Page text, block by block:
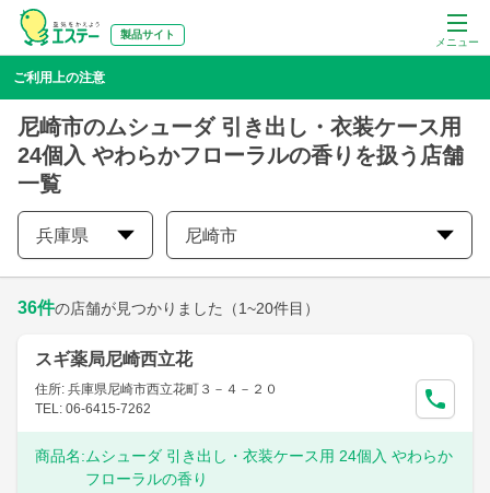
メニュー
製品サイト
ご利用上の注意
尼崎市のムシューダ 引き出し・衣装ケース用
24個入 やわらかフローラルの香りを扱う店舗
一覧
兵庫県 尼崎市
36件の店舗が見つかりました （1~20件目）
スギ薬局尼崎西立花
住所: 兵庫県尼崎市西立花町３－４－２０
TEL: 06-6415-7262
商品名: ムシューダ 引き出し・衣装ケース用 24個入 やわらか
フローラルの香り